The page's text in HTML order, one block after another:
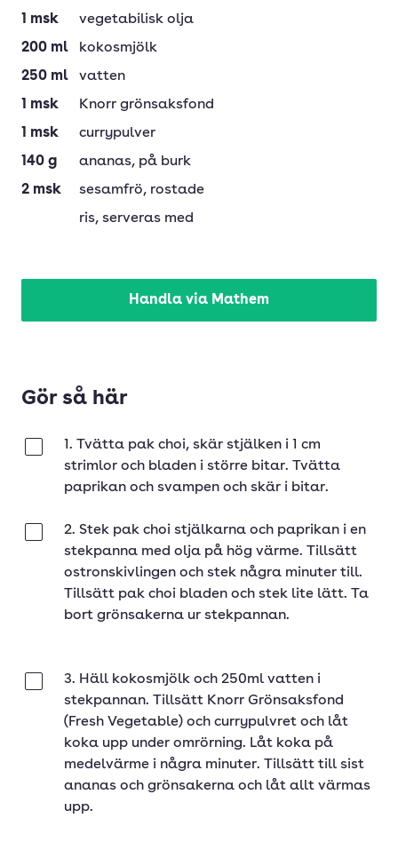
1 msk
vegetabilisk olja
200 ml
kokosmjölk
250 ml
vatten
1 msk
Knorr grönsaksfond
1 msk
currypulver
140 g ananas, på burk
2 msk sesamfrö, rostade
ris, serveras med
Handla via Mathem
Gör så här
1. Tvätta pak choi, skär stjälken i 1 cm
strimlor och bladen i större bitar. Tvätta
paprikan och svampen och skär i bitar.
2. Stek pak choi stjälkarna och paprikan i en
stekpanna med olja på hög värme. Tillsätt
ostronskivlingen och stek några minuter till.
Tillsätt pak choi bladen och stek lite lätt. Ta
bort grönsakerna ur stekpannan.
3. Häll kokosmjölk och 250ml vatten i
stekpannan. Tillsätt Knorr Grönsaksfond
(Fresh Vegetable) och currypulvret och låt
koka upp under omrörning. Låt koka på
medelvärme i några minuter. Tillsätt till sist
ananas och grönsakerna och låt allt värmas
upp.